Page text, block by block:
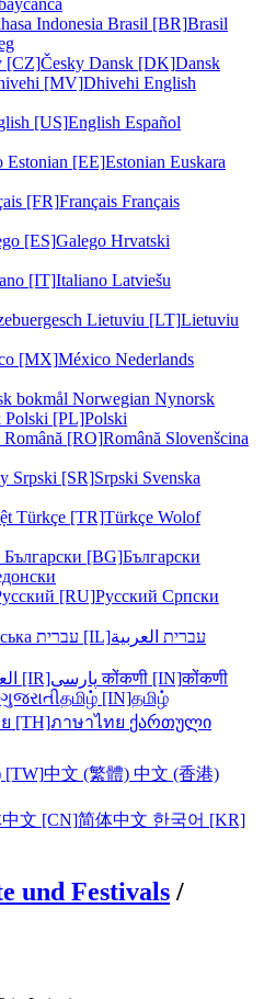
Indonesia Brasil [BR]Brasil
[CZ]Česky Dansk [DK]Dansk
[MV]Dhivehi English
[US]English Español
Estonian [EE]Estonian Euskara
[FR]Français Français
[ES]Galego Hrvatski
[IT]Italiano Latviešu
Lietuviu [LT]Lietuviu
[MX]México Nederlands
bokmål Norwegian Nynorsk
Polski [PL]Polski
Română [RO]Română Slovenšcina
Srpski [SR]Srpski Svenska
Türkçe [TR]Türkçe Wolof
Български [BG]Български
[RU]Русский Српски
עברית [IL] עברית العربية
پارسی [IR] پارسیकोंकणी [IN]कोंकणी
ગુજરાતીதமிழ் [IN]தமிழ்
[TH]ภาษาไทย ქართული
[TW]中文 (繁體) 中文 (香港)
文 [CN]简体中文 한국어 [KR]
und Festivals /